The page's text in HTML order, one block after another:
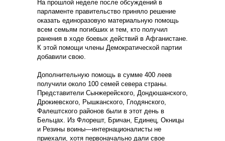
На прошлой неделе после обсуждений в
парламенте правительство приняло решение
оказать единоразовую материальную помощь
всем семьям погибших и тем, кто получил
ранения в ходе боевых действий в Афганистане.
К этой помощи члены Демократической партии
добавили свою.
Дополнительную помощь в сумме 400 леев
получили около 100 семей севера страны.
Представители Сынжерейского, Дондюшанского,
Дрокиевского, Рышканского, Глодянского,
Фалештского районов были в этот день в
Бельцах. Из Флорешт, Бричан, Единец, Окницы
и Резины воины—интернационалисты не
приехали, хотя первоначально дали свое